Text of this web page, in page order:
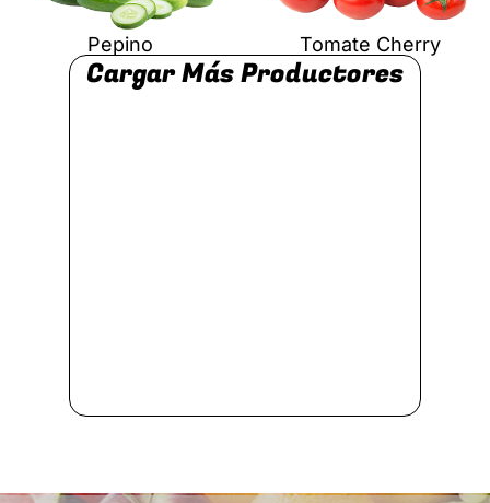
Pepino Tomate Cherry
Cargar Más Productores